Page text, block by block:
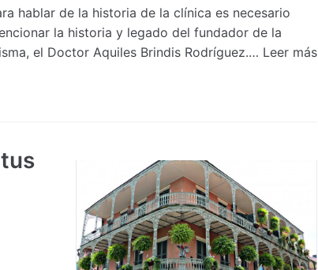
hablar de la historia de la clínica es necesario
la historia y legado del fundador de la
el Doctor Aquiles Brindis Rodríguez.… Leer más